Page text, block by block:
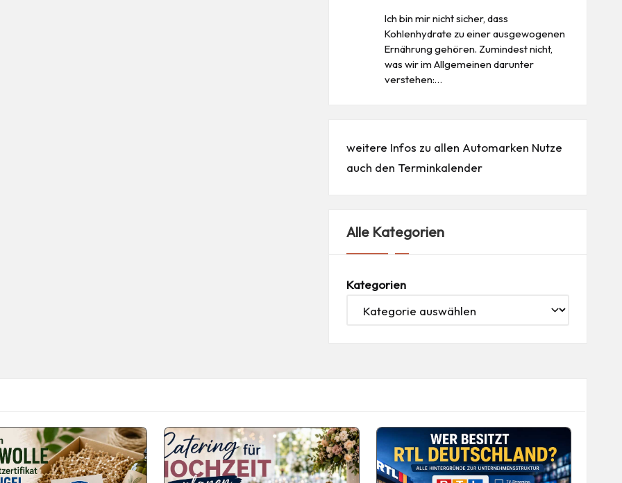
Ich bin mir nicht sicher, dass
Kohlenhydrate zu einer ausgewogenen
Ernährung gehören. Zumindest nicht,
was wir im Allgemeinen darunter
verstehen:…
weitere Infos zu allen Automarken Nutze
auch den Terminkalender
Alle Kategorien
Kategorien